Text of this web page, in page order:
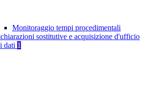
Monitoraggio tempi procedimentali
sostitutive e acquisizione d'ufficio
dati 1